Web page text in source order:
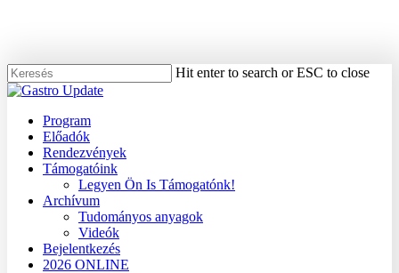
content
Hit enter to search or ESC to close
Close
Menu
Program
Előadók
Rendezvények
Támogatóink
Legyen Ön Is Támogatónk!
Archívum
Tudományos anyagok
Videók
Bejelentkezés
2026 ONLINE